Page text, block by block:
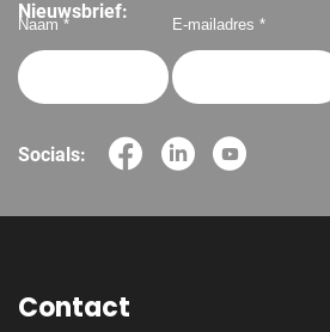
Nieuwsbrief:
Naam * E-mailadres *
Socials:
Contact